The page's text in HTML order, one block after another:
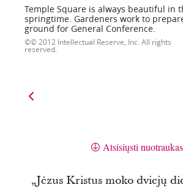
Temple Square is always beautiful in
springtime. Gardeners work to
ground for General Conference.
© 2012 Intellectual Reserve, Inc. All rights
reserved.
Atsisiųsti nuotraukas
„Jėzus Kristus moko dviejų